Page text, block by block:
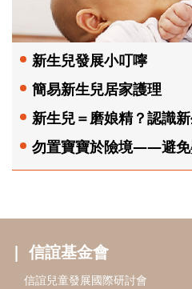
新生兒發展小叮嚀
簡易新生兒居家護理
新生兒＝磨娘精？認識
勿置寶寶於險境——避免
信誼基金會
信誼兒童發展國際研討會